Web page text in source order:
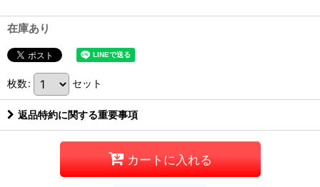
在庫あり
枚数: セット
返品特約に関する重要事項
カートに入れる